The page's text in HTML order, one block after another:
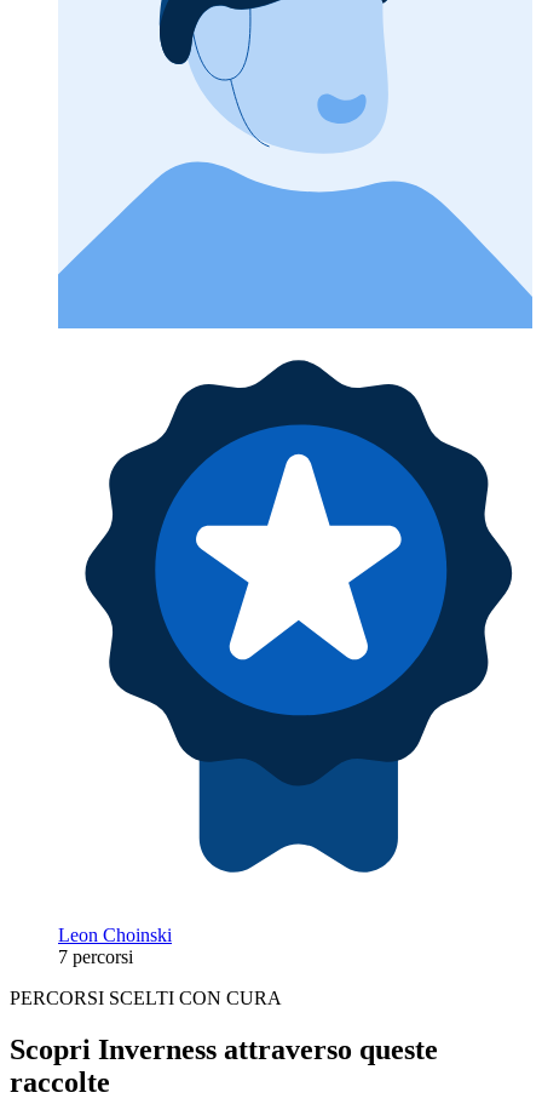
Leon Choinski
7 percorsi
PERCORSI SCELTI CON CURA
Scopri Inverness attraverso queste
raccolte